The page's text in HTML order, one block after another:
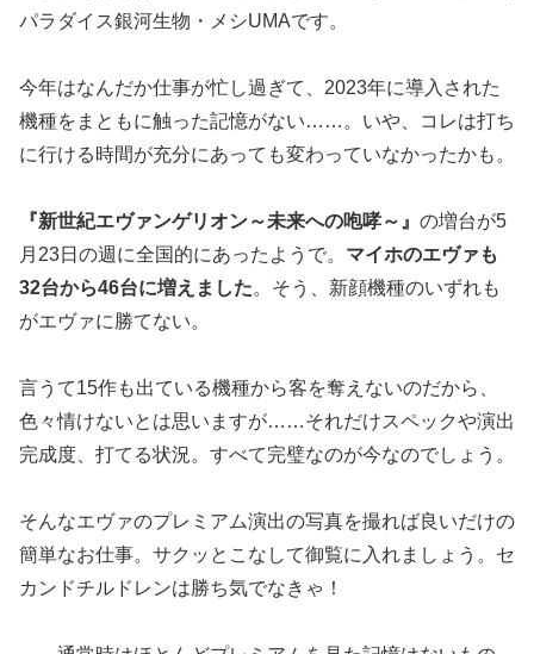
パラダイス銀河生物・メシUMAです。
今年はなんだか仕事が忙し過ぎて、2023年に導入された
機種をまともに触った記憶がない……。いや、コレは打ち
に行ける時間が充分にあっても変わっていなかったかも。
『新世紀エヴァンゲリオン～未来への咆哮～』 の増台が5
月23日の週に全国的にあったようで。 マイホのエヴァも
32台から46台に増えました。そう、新顔機種のいずれも
がエヴァに勝てない。
言うて15作も出ている機種から客を奪えないのだから、
色々情けないとは思いますが……それだけスペックや演出
完成度、打てる状況。すべて完璧なのが今なのでしょう。
そんなエヴァのプレミアム演出の写真を撮れば良いだけの
簡単なお仕事。サクッとこなして御覧に入れましょう。セ
カンドチルドレンは勝ち気でなきゃ！